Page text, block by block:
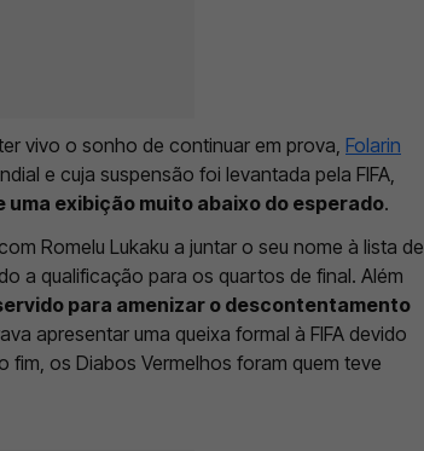
vivo o sonho de continuar em prova, Folarin
e cuja suspensão foi levantada pela FIFA,
exibição muito abaixo do esperado.
Romelu Lukaku a juntar o seu nome à lista de
a qualificação para os quartos de final. Além
para amenizar o descontentamento
apresentar uma queixa formal à FIFA devido
os Diabos Vermelhos foram quem teve